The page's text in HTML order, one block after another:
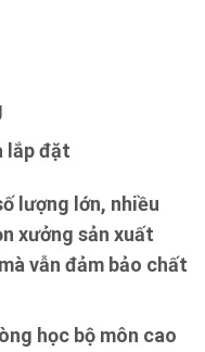
lắp đặt
lượng lớn, nhiều
xưởng sản xuất
vẫn đảm bảo chất
học bộ môn cao